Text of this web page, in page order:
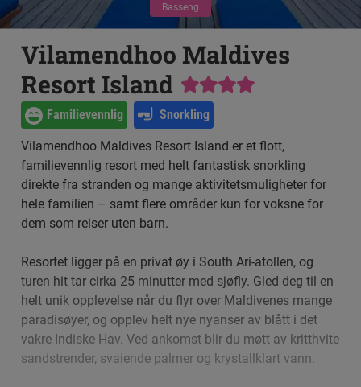
Vilamendhoo Maldives
Resort Island
Familievennlig Snorkling
Vilamendhoo Maldives Resort Island er et flott,
familievennlig resort med helt fantastisk snorkling
direkte fra stranden og mange aktivitetsmuligheter for
hele familien – samt flere områder kun for voksne for
dem som reiser uten barn.
Resortet ligger på en privat øy i South Ari-atollen, og
turen hit tar cirka 25 minutter med sjøfly. Gled deg til en
helt unik opplevelse når du flyr over Maldivenes mange
paradisøyer, og opplev helt nye nyanser av blått i det
vakre Indiske Hav. Ved ankomst blir du møtt av kritthvite
sandstrender, svaiende palmer og krystallklart vann.
Basseng